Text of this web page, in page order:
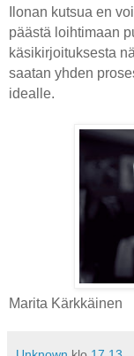
Ilonan kutsua en
päästä loihtimaan
käsikirjoituksesta
saatan yhden
idealle.
Marita Kärkkäinen